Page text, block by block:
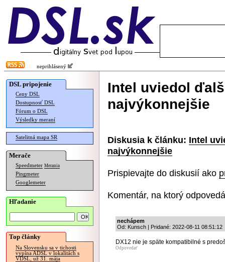
neprihlásený
DSL pripojenie
Ceny DSL
Dostupnosť DSL
Fórum o DSL
Výsledky meraní
Satelitná mapa SR
Merače
Speedmeter Merania
Pingmeter
Googlemeter
Hľadanie
Top články
Na Slovensku sa v tichosti
vypína ADSL v lokalitách s
VDSL, už 31. mája
Intel uviedol
najvýkonnejšie
Diskusia k článku: Intel
najvýkonnejšie
Prispievajte do diskusií ako
Komentár, na ktorý
nechápem
Od: Kunsch | Pridané: 2022-08-11 08:51:12
DX12 nie je späte kompatibilné s
Odpovedať